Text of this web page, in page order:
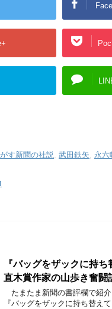
す新聞の社説, 武田鉄矢, 永六
『バッグをザックに持
直木賞作家の山歩き奮闘
たまたま新聞の書評欄で紹介
『バッグをザックに持ち替え